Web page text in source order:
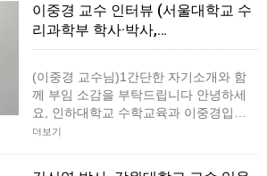
이중경 교수 인터뷰 (서울대학교 수
리과학부 학사·박사,…
(이중경 교수님)1간단한 자기소개와 함
께 부임 소감을 부탁드립니다 안녕하세
요, 인하대학교 수학교육과 이중경입…
더보기